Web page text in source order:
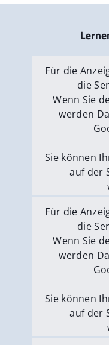
Für die
die
Wenn Sie
werden
Sie können
auf der
Für die
die
Wenn Sie
werden
Sie können
auf der